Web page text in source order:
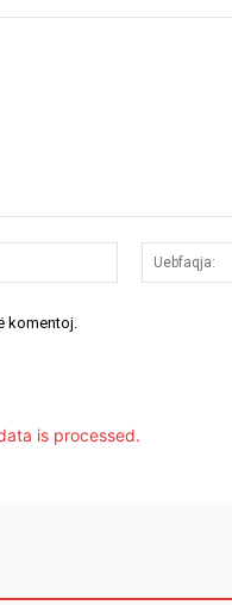
Email:*
komentoj.
is processed.